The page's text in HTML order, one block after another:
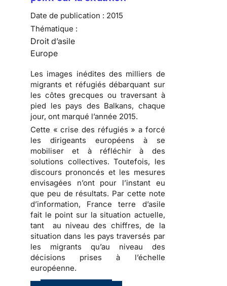
Date de publication : 2015
Thématique :
Droit d’asile
Europe
Les images inédites des milliers de
migrants et réfugiés débarquant sur
les côtes grecques ou traversant à
pied les pays des Balkans, chaque
jour, ont marqué l’année 2015.
Cette « crise des réfugiés » a forcé
les dirigeants européens à se
mobiliser et à réfléchir à des
solutions collectives. Toutefois, les
discours prononcés et les mesures
envisagées n’ont pour l’instant eu
que peu de résultats. Par cette note
d’information, France terre d’asile
fait le point sur la situation actuelle,
tant au niveau des chiffres, de la
situation dans les pays traversés par
les migrants qu’au niveau des
décisions prises à l’échelle
européenne.